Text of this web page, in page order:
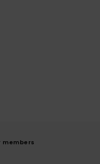
members